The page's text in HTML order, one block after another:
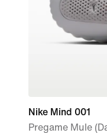
Nike Mind 001
Pregame Mule